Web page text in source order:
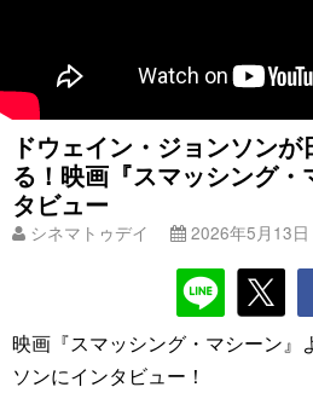
ドウェイン・ジョンソン
る！映画『スマッシング
タビュー
シネマトゥデイ 2026年5月13日
映画『スマッシング・マシーン』
ソンにインタビュー！